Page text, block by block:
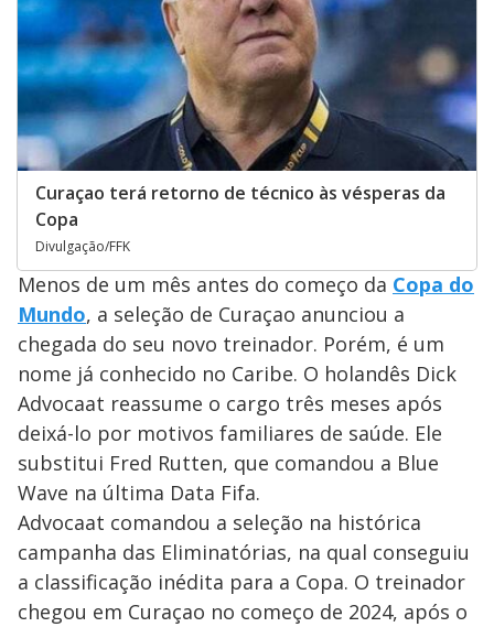
Curaçao terá retorno de técnico às vésperas da
Copa
Divulgação/FFK
Menos de um mês antes do começo da Copa do
Mundo, a seleção de Curaçao anunciou a
chegada do seu novo treinador. Porém, é um
nome já conhecido no Caribe. O holandês Dick
Advocaat reassume o cargo três meses após
deixá-lo por motivos familiares de saúde. Ele
substitui Fred Rutten, que comandou a Blue
Wave na última Data Fifa.
Advocaat comandou a seleção na histórica
campanha das Eliminatórias, na qual conseguiu
a classificação inédita para a Copa. O treinador
chegou em Curaçao no começo de 2024, após o